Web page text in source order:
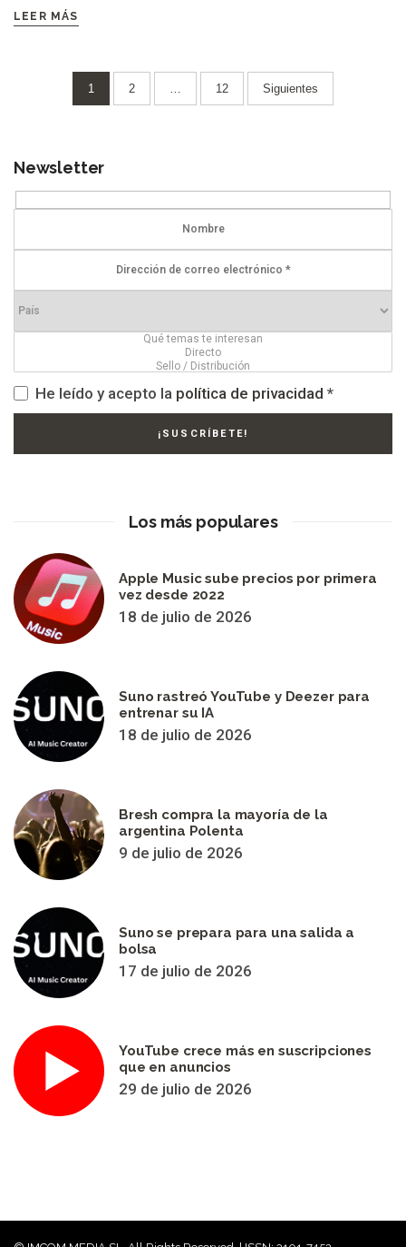
LEER MÁS
Paginación
entradas
1 2 12 Siguientes
Newsletter
He leído y acepto la política de privacidad *
Los más populares
Apple Music sube precios por primera
vez desde 2022
18 de julio de 2026
Suno rastreó YouTube y Deezer para
entrenar su IA
18 de julio de 2026
Bresh compra la mayoría de la
argentina Polenta
9 de julio de 2026
Suno se prepara para una salida a
bolsa
17 de julio de 2026
YouTube crece más en suscripciones
que en anuncios
29 de julio de 2026